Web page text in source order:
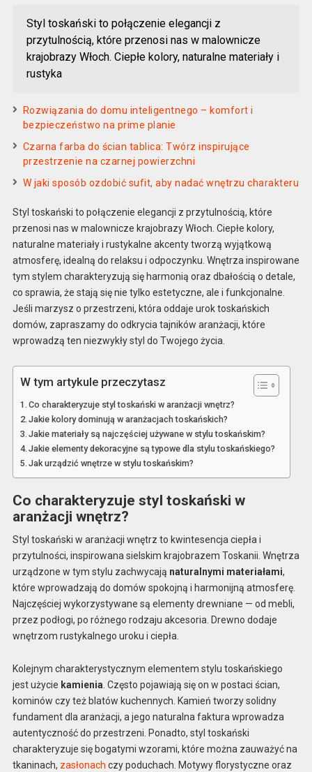
Styl toskański to połączenie elegancji z
przytulnością, które przenosi nas w malownicze
krajobrazy Włoch. Ciepłe kolory, naturalne materiały i
rustyka
Rozwiązania do domu inteligentnego – komfort i
bezpieczeństwo na prime planie
Czarna farba do ścian tablica: Twórz inspirujące
przestrzenie na czarnej powierzchni
W jaki sposób ozdobić sufit, aby nadać wnętrzu charakteru
Styl toskański to połączenie elegancji z przytulnością, które
przenosi nas w malownicze krajobrazy Włoch. Ciepłe kolory,
naturalne materiały i rustykalne akcenty tworzą wyjątkową
atmosferę, idealną do relaksu i odpoczynku. Wnętrza inspirowane
tym stylem charakteryzują się harmonią oraz dbałością o detale,
co sprawia, że stają się nie tylko estetyczne, ale i funkcjonalne.
Jeśli marzysz o przestrzeni, która oddaje urok toskańskich
domów, zapraszamy do odkrycia tajników aranżacji, które
wprowadzą ten niezwykły styl do Twojego życia.
W tym artykule przeczytasz
Co charakteryzuje styl toskański w aranżacji wnętrz?
Jakie kolory dominują w aranżacjach toskańskich?
Jakie materiały są najczęściej używane w stylu toskańskim?
Jakie elementy dekoracyjne są typowe dla stylu toskańskiego?
Jak urządzić wnętrze w stylu toskańskim?
Co charakteryzuje styl toskański w
aranżacji wnętrz?
Styl toskański w aranżacji wnętrz to kwintesencja ciepła i
przytulności, inspirowana sielskim krajobrazem Toskanii. Wnętrza
urządzone w tym stylu zachwycają naturalnymi materiałami,
które wprowadzają do domów spokojną i harmonijną atmosferę.
Najczęściej wykorzystywane są elementy drewniane — od mebli,
przez podłogi, po różnego rodzaju akcesoria. Drewno dodaje
wnętrzom rustykalnego uroku i ciepła.
Kolejnym charakterystycznym elementem stylu toskańskiego
jest użycie kamienia. Często pojawiają się on w postaci ścian,
kominów czy też blatów kuchennych. Kamień tworzy solidny
fundament dla aranżacji, a jego naturalna faktura wprowadza
autentyczność do przestrzeni. Ponadto, styl toskański
charakteryzuje się bogatymi wzorami, które można zauważyć na
tkaninach, zasłonach czy poduchach. Motywy florystyczne oraz